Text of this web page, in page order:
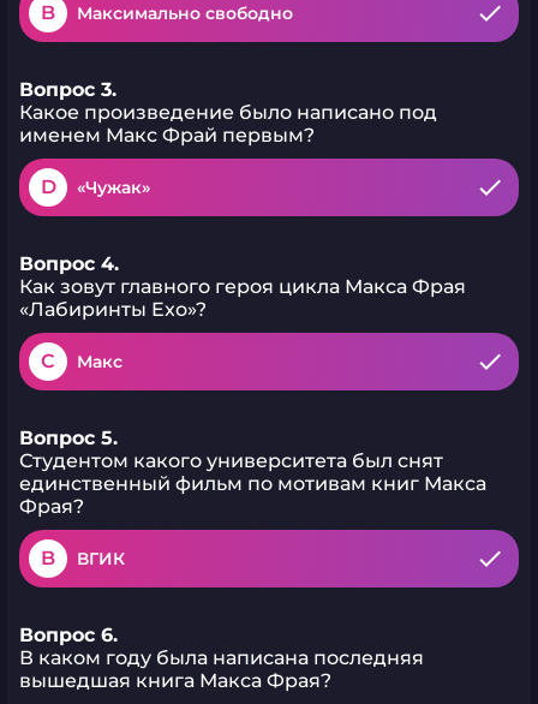
B Максимально свободно
Вопрос 3.
Какое произведение было написано под
именем Макс Фрай первым?
D «Чужак»
Вопрос 4.
Как зовут главного героя цикла Макса Фрая
«Лабиринты Exo»?
C Макс
Вопрос 5.
Студентом какого университета был снят
единственный фильм по мотивам книг Макса
Фрая?
B ВГИК
Вопрос 6.
В каком году была написана последняя
вышедшая книга Макса Фрая?